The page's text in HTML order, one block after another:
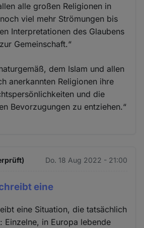
alle großen Religionen in
viel mehr Strömungen bis
Interpretationen des Glaubens
Gemeinschaft.“
dem Islam und allen
anerkannten Religionen ihre
und die
Bevorzugungen zu entziehen.“
Do. 18 Aug 2022 - 21:00
eine
eine Situation, die tatsächlich
Einzelne, in Europa lebende